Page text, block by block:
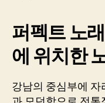
퍼펙트 노
에 위치한
강남의 중심부에